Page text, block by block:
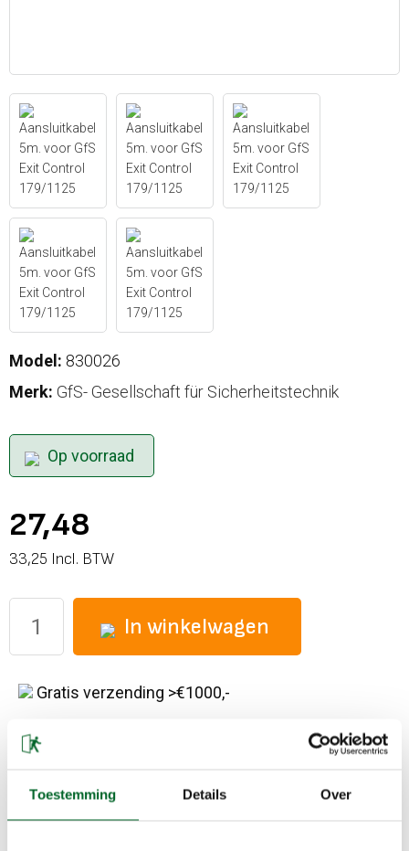
Toestemming Details Over
Model: 830026
Merk: GfS- Gesellschaft für Sicherheitstechnik
Op voorraad
27,48
33,25 Incl. BTW
In winkelwagen
Gratis verzending >€1000,-
< 11:00 besteld, dezelfde dag verstuurd